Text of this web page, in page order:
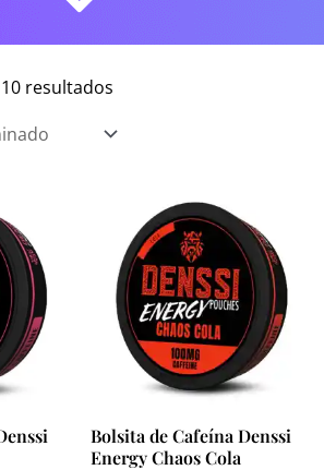
resultados
Bolsita de Cafeína Denssi
Energy Chaos Cola